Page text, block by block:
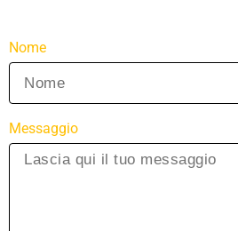
Nome
Messaggio